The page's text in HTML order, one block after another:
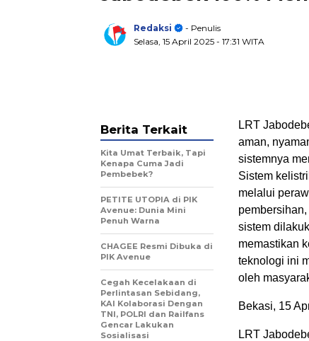
Redaksi
- Penulis
Selasa, 15 April 2025 - 17:31 WITA
LRT
aman,
sistemnya
Sistem
melalui
sistem
memastikan
teknologi ini
oleh
Bekasi, 15
LRT
Berita Terkait
Kita Umat Terbaik, Tapi
Kenapa Cuma Jadi
Pembebek?
PETITE UTOPIA di PIK
Avenue: Dunia Mini
Penuh Warna
CHAGEE Resmi Dibuka di
PIK Avenue
Cegah Kecelakaan di
Perlintasan Sebidang,
KAI Kolaborasi Dengan
TNI, POLRI dan Railfans
Gencar Lakukan
Sosialisasi